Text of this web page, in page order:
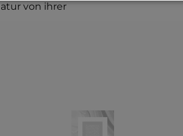
von ihrer